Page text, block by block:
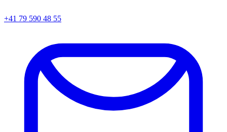
+41 79 590 48 55